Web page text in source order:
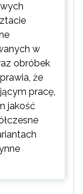
w
obróbek
że
pracę,
jakość